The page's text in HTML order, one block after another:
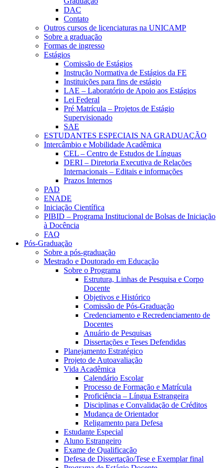
DAC
Contato
Outros cursos de licenciaturas na UNICAMP
Sobre a graduação
Formas de ingresso
Estágios
Comissão de Estágios
Instrução Normativa de Estágios da FE
Instituições para fins de estágio
LAE – Laboratório de Apoio aos Estágios
Lei Federal
Pré Matrícula – Projetos de Estágio
Supervisionado
SAE
ESTUDANTES ESPECIAIS NA GRADUAÇÃO
Intercâmbio e Mobilidade Acadêmica
CEL – Centro de Estudos de Línguas
DERI – Diretoria Executiva de Relações
Internacionais – Editais e informações
Prazos Internos
PAD
ENADE
Iniciação Científica
PIBID – Programa Institucional de Bolsas de Iniciação
à Docência
FAQ
Pós-Graduação
Sobre a pós-graduação
Mestrado e Doutorado em Educação
Sobre o Programa
Estrutura, Linhas de Pesquisa e Corpo
Docente
Objetivos e Histórico
Comissão de Pós-Graduação
Credenciamento e Recredenciamento de
Docentes
Anuário de Pesquisas
Dissertações e Teses Defendidas
Planejamento Estratégico
Projeto de Autoavaliação
Vida Acadêmica
Calendário Escolar
Processo de Formação e Matrícula
Proficiência – Língua Estrangeira
Disciplinas e Convalidação de Créditos
Mudança de Orientador
Religamento para Defesa
Estudante Especial
Aluno Estrangeiro
Exame de Qualificação
Defesa de Dissertação/Tese e Exemplar final